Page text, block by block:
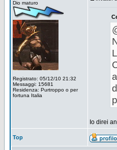
Dio maturo
Registrato: 05/12/10 21:32
Messaggi: 15681
Residenza: Purtroppo o per
fortuna Italia
Io direi
Top